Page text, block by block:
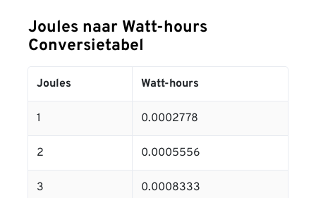
Joules naar Watt-hours
Conversietabel
Joules Watt-hours
1 0.0002778
2 0.0005556
3 0.0008333